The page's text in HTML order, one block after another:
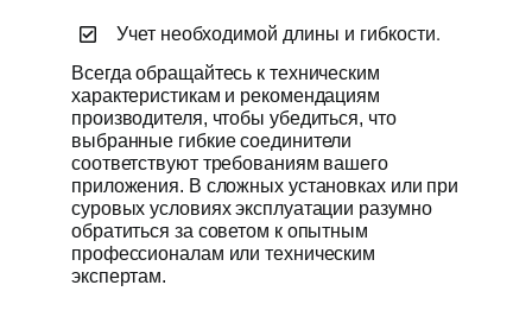
Учет необходимой длины и гибкости.
Всегда обращайтесь к техническим
характеристикам и рекомендациям
производителя, чтобы убедиться, что
выбранные гибкие соединители
соответствуют требованиям вашего
приложения. В сложных установках или при
суровых условиях эксплуатации разумно
обратиться за советом к опытным
профессионалам или техническим
экспертам.